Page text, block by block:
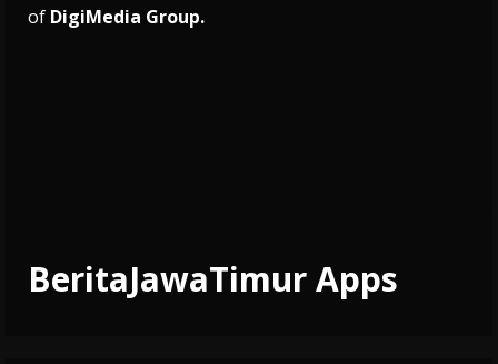
of DigiMedia Group.
BeritaJawaTimur Apps